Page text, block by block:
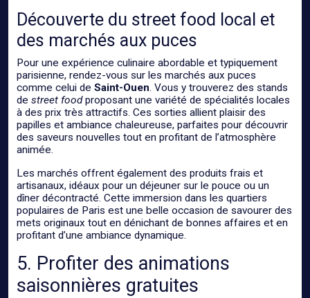
Découverte du street food local et
des marchés aux puces
Pour une expérience culinaire abordable et typiquement
parisienne, rendez-vous sur les marchés aux puces
comme celui de Saint-Ouen. Vous y trouverez des stands
de street foodproposant une variété de spécialités locales
à des prix très attractifs. Ces sorties allient plaisir des
papilles et ambiance chaleureuse, parfaites pour découvrir
des saveurs nouvelles tout en profitant de l’atmosphère
animée.
Les marchés offrent également des produits frais et
artisanaux, idéaux pour un déjeuner sur le pouce ou un
dîner décontracté. Cette immersion dans les quartiers
populaires de Paris est une belle occasion de savourer des
mets originaux tout en dénichant de bonnes affaires et en
profitant d’une ambiance dynamique.
5. Profiter des animations
saisonnières gratuites